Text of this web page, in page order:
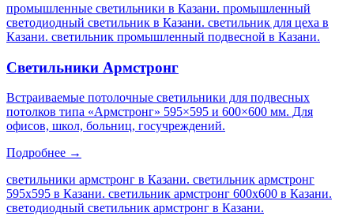
промышленные светильники в Казани. промышленный
светодиодный светильник в Казани. светильник для цеха в
Казани. светильник промышленный подвесной в Казани.
Светильники Армстронг
Встраиваемые потолочные светильники для подвесных
потолков типа «Армстронг» 595×595 и 600×600 мм. Для
офисов, школ, больниц, госучреждений.
Подробнее →
светильники армстронг в Казани. светильник армстронг
595х595 в Казани. светильник армстронг 600х600 в Казани.
светодиодный светильник армстронг в Казани.